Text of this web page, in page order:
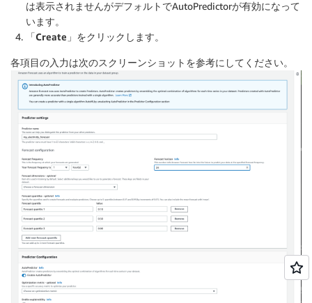
は表示されませんがデフォルトでAutoPredictorが有効になって
います。
「Create」 をクリックします。
各項目の入力は次のスクリーンショットを参考にしてください。